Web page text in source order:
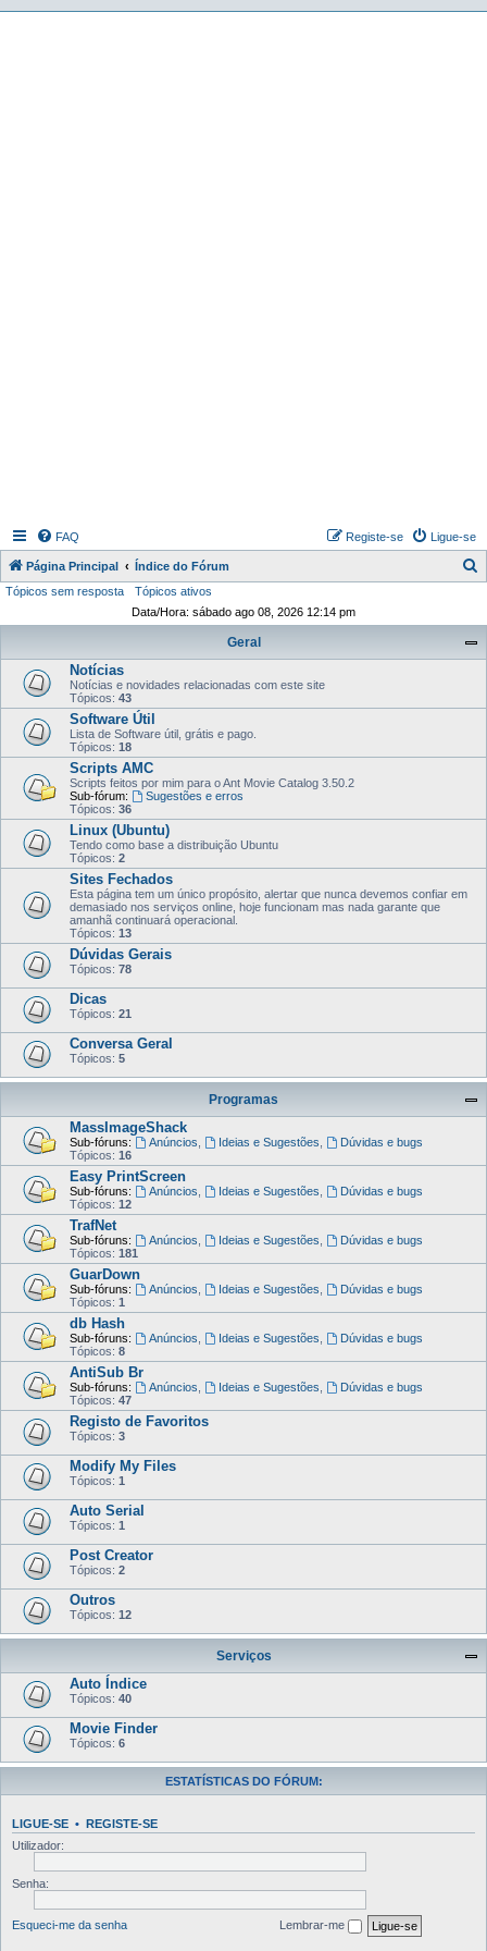
FAQ Ligue-se
Registe-se
Página Principal Índice do Fórum
Tópicos sem resposta
Tópicos ativos
Data/Hora: sábado ago 08, 2026 12:14 pm
Geral
Notícias
Notícias e novidades relacionadas com este site
Tópicos: 43
Software Útil
Lista de Software útil, grátis e pago.
Tópicos: 18
Scripts AMC
Scripts feitos por mim para o Ant Movie Catalog 3.50.2
Sub-fórum:
Sugestões e erros
Tópicos: 36
Linux (Ubuntu)
Tendo como base a distribuição Ubuntu
Tópicos: 2
Sites Fechados
Esta página tem um único propósito, alertar que nunca devemos confiar em
demasiado nos serviços online, hoje funcionam mas nada garante que
amanhã continuará operacional.
Tópicos: 13
Dúvidas Gerais
Tópicos: 78
Dicas
Tópicos: 21
Conversa Geral
Tópicos: 5
Programas
MassImageShack
Sub-fóruns: Anúncios Ideias e Sugestões
Dúvidas e bugs
Tópicos: 16
Easy PrintScreen
Sub-fóruns: Anúncios Ideias e Sugestões
Dúvidas e bugs
Tópicos: 12
TrafNet
Sub-fóruns: Anúncios Ideias e Sugestões
Dúvidas e bugs
Tópicos: 181
GuarDown
Sub-fóruns: Anúncios Ideias e Sugestões
Dúvidas e bugs
Tópicos: 1
db Hash
Sub-fóruns: Anúncios Ideias e Sugestões
Dúvidas e bugs
Tópicos: 8
AntiSub Br
Sub-fóruns: Anúncios Ideias e Sugestões
Dúvidas e bugs
Tópicos: 47
Registo de Favoritos
Tópicos: 3
Modify My Files
Tópicos: 1
Auto Serial
Tópicos: 1
Post Creator
Tópicos: 2
Outros
Tópicos: 12
Serviços
Auto Índice
Tópicos: 40
Movie Finder
Tópicos: 6
ESTATÍSTICAS DO FÓRUM:
LIGUE-SE • REGISTE-SE
Utilizador:
Senha:
Esqueci-me da senha Lembrar-me